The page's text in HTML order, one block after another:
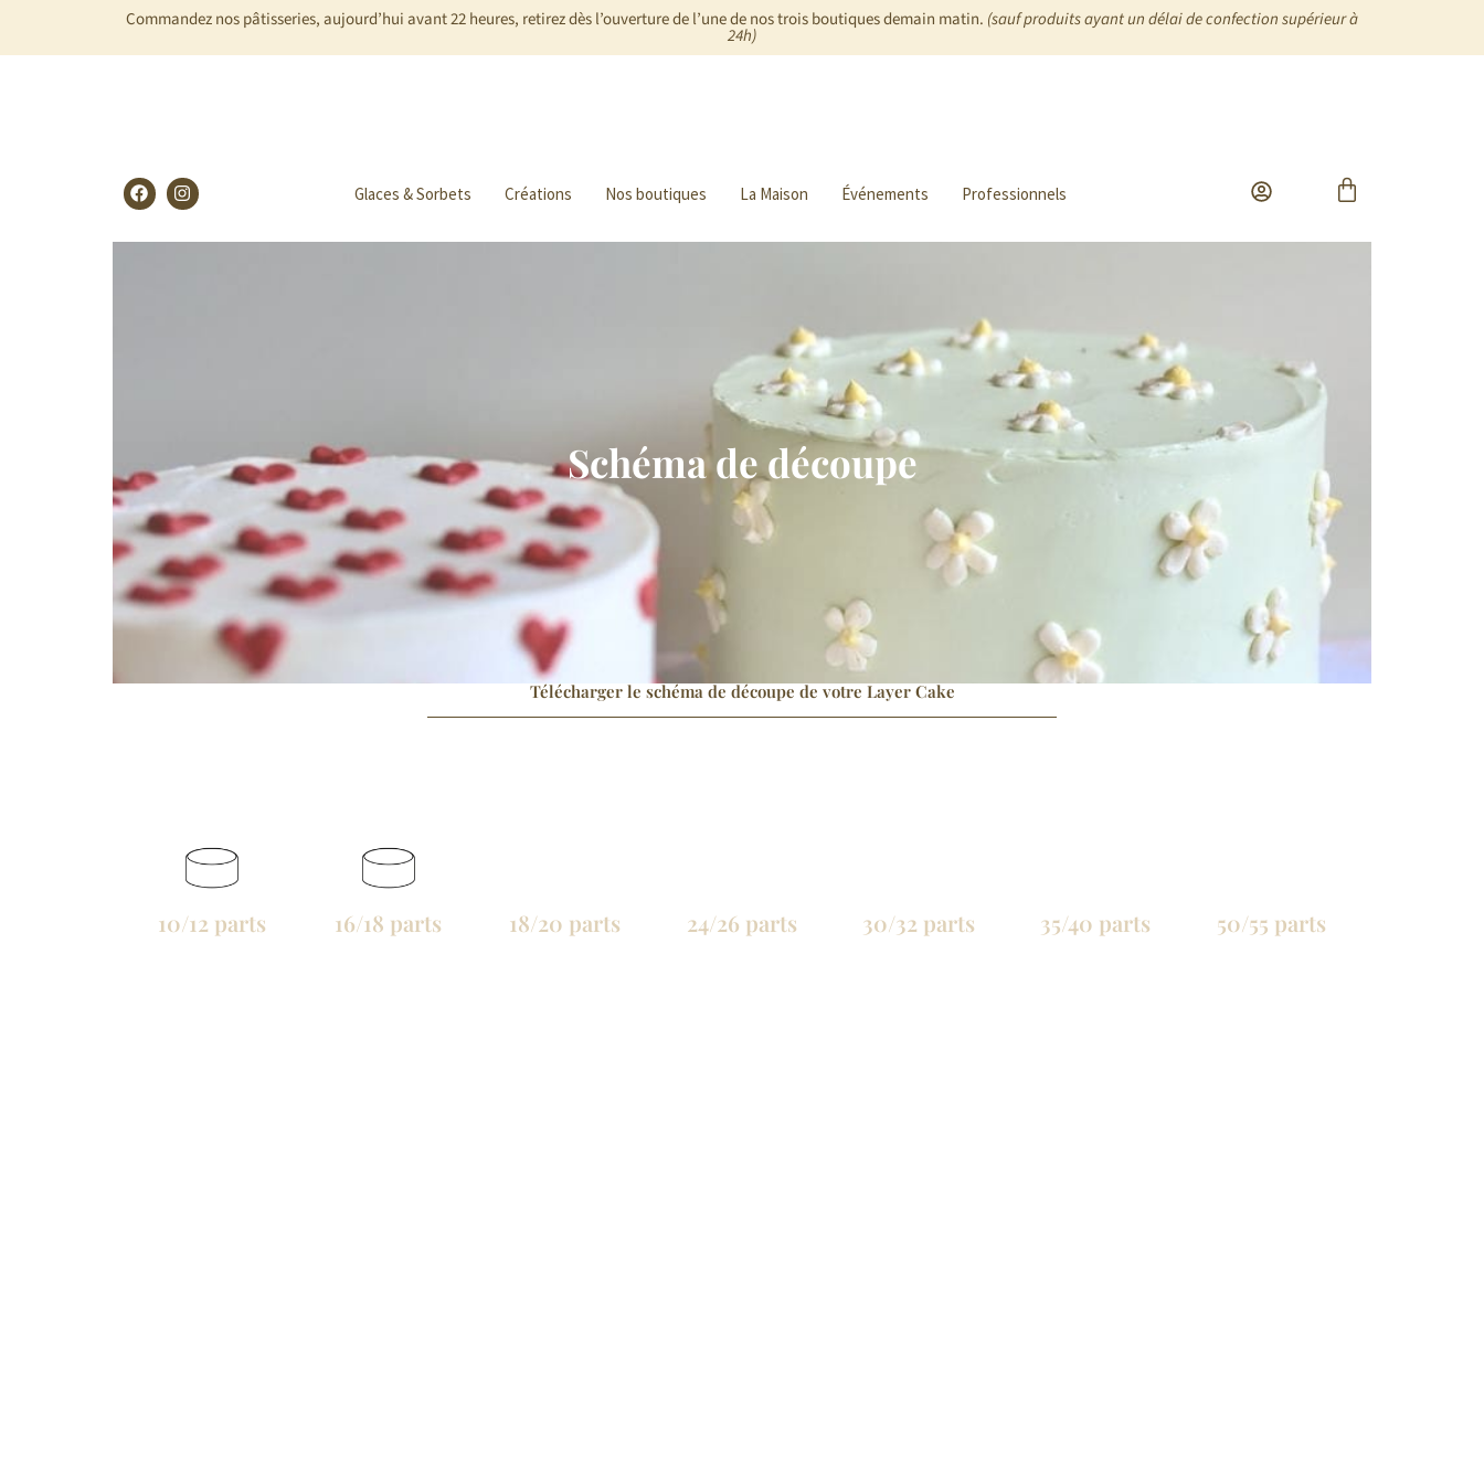
Commandez nos pâtisseries, aujourd’hui avant 22 heures, retirez dès l’ouverture de l’une de nos trois boutiques demain matin. (sauf produits ayant un délai de confection supérieur à
24h)
Glaces & Sorbets Créations Nos boutiques La Maison Événements Professionnels
Schéma de découpe
Télécharger le schéma de découpe de votre Layer Cake
10/12 parts 16/18 parts 18/20 parts 24/26 parts 30/32 parts 35/40 parts 50/55 parts